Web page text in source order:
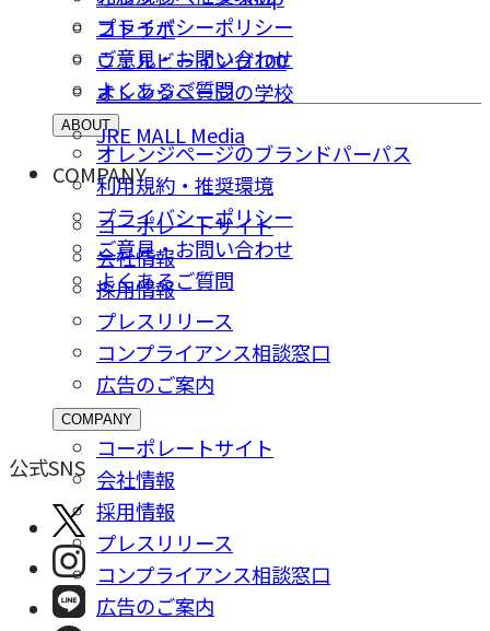
コトラボ
ウェルビーイング100
オレンジページの学校
JRE MALL Media
プライバシーポリシー
ご意⾒・お問い合わせ
よくあるご質問
ABOUT
オレンジページのブランドパーパス
利用規約・推奨環境
プライバシーポリシー
ご意⾒・お問い合わせ
よくあるご質問
COMPANY
コーポレートサイト
会社情報
採⽤情報
プレスリリース
コンプライアンス相談窓⼝
広告のご案内
COMPANY
コーポレートサイト
会社情報
採⽤情報
プレスリリース
コンプライアンス相談窓⼝
広告のご案内
公式SNS